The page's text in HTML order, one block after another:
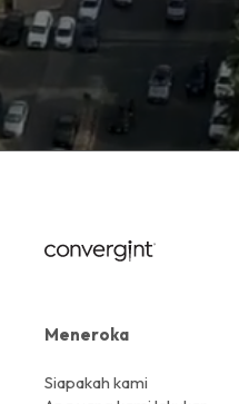
Meneroka
Siapakah kami